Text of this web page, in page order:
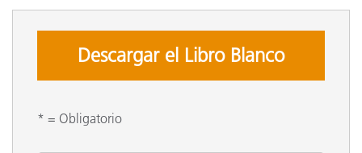
Descargar el Libro Blanco
* = Obligatorio